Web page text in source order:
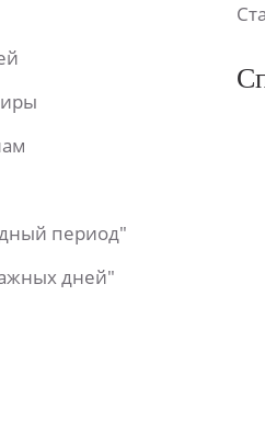
период"
дней"